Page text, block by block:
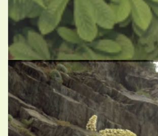
Kastanjebladige astilbe
Rodgersia aesculifolia